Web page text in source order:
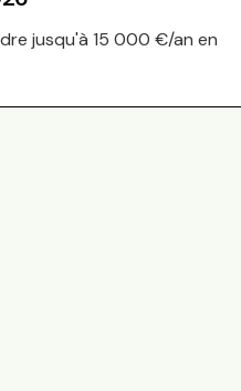
jusqu'à 15 000 €/an en